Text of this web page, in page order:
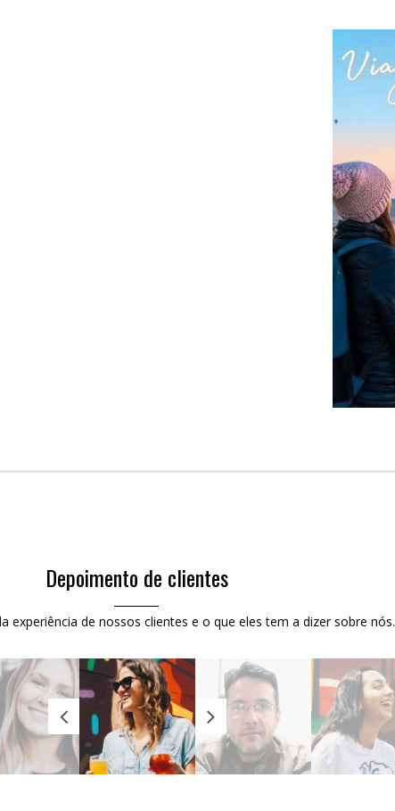
Depoimento de clientes
experiência de nossos clientes e o que eles tem a dizer sobre nós.